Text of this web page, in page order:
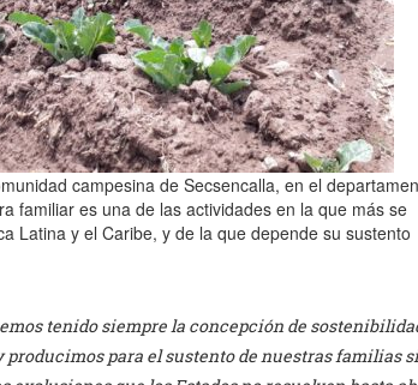
campesina de Secsencalla, en el
familiar es una de las actividades en la que más se
Latina y el Caribe, y de la que depende su sustento
tenido siempre la concepción de
para el sustento de nuestras familias